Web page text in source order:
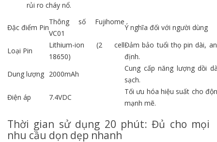
rủi ro cháy nổ.
Đặc điểm Pin
Thông số Fujihome
VC01
Ý nghĩa đối với người dùng
Loại Pin
Lithium-ion (2 cell
18650)
Đảm bảo tuổi thọ pin dài,
định.
Dung lượng 2000mAh
Cung cấp năng lượng dồi
sạch.
Điện áp
7.4VDC
Tối ưu hóa hiệu suất cho
mạnh mẽ.
Thời gian sử dụng 20 phút: Đủ cho mọi
nhu cầu dọn dẹp nhanh